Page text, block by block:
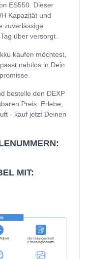
ES550. Dieser
Kapazität und
zuverlässige
über versorgt.
kaufen möchtest,
nahtlos in Dein
bestelle den DEXP
Preis. Erlebe,
- kauf jetzt Deinen
MIT: